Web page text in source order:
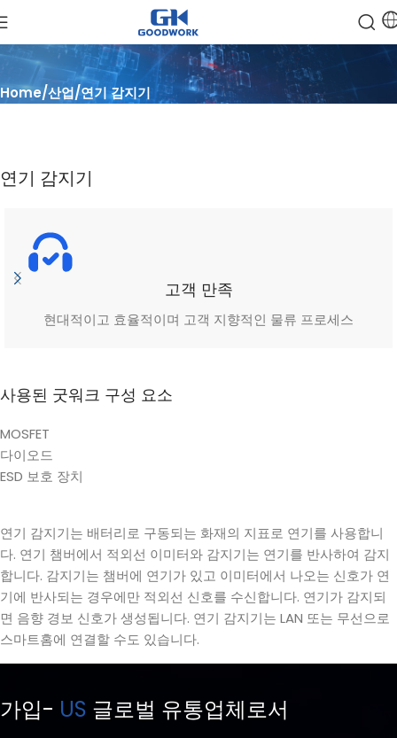
Home 산업 연기 감지기
연기 감지기
고객 만족
현대적이고 효율적이며 고객 지향적인 물류 프로세스
사용된 굿워크 구성 요소
MOSFET
다이오드
ESD 보호 장치
연기 감지기는 배터리로 구동되는 화재의 지표로 연기를 사용합니
다. 연기 챔버에서 적외선 이미터와 감지기는 연기를 반사하여 감지
합니다. 감지기는 챔버에 연기가 있고 이미터에서 나오는 신호가 연
기에 반사되는 경우에만 적외선 신호를 수신합니다. 연기가 감지되
면 음향 경보 신호가 생성됩니다. 연기 감지기는 LAN 또는 무선으로
스마트홈에 연결할 수도 있습니다.
가입- US 글로벌 유통업체로서